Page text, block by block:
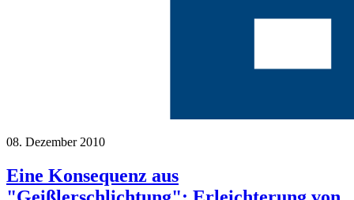
08. Dezember 2010
Eine Konsequenz aus